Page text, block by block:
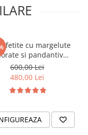
fetite cu margelute
si pandantiv
nume cu Fluturas
Aur 14K
600,00 Lei
480,00 Lei